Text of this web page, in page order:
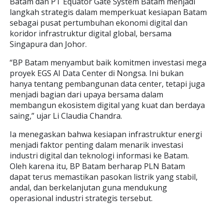
langkah strategis dalam memperkuat kesiapan Batam
sebagai pusat pertumbuhan ekonomi digital dan
koridor infrastruktur digital global, bersama
Singapura dan Johor.
“BP Batam menyambut baik komitmen investasi mega
proyek EGS AI Data Center di Nongsa. Ini bukan
hanya tentang pembangunan data center, tetapi juga
menjadi bagian dari upaya bersama dalam
membangun ekosistem digital yang kuat dan berdaya
saing,” ujar Li Claudia Chandra.
Ia menegaskan bahwa kesiapan infrastruktur energi
menjadi faktor penting dalam menarik investasi
industri digital dan teknologi informasi ke Batam.
Oleh karena itu, BP Batam berharap PLN Batam
dapat terus memastikan pasokan listrik yang stabil,
andal, dan berkelanjutan guna mendukung
operasional industri strategis tersebut.